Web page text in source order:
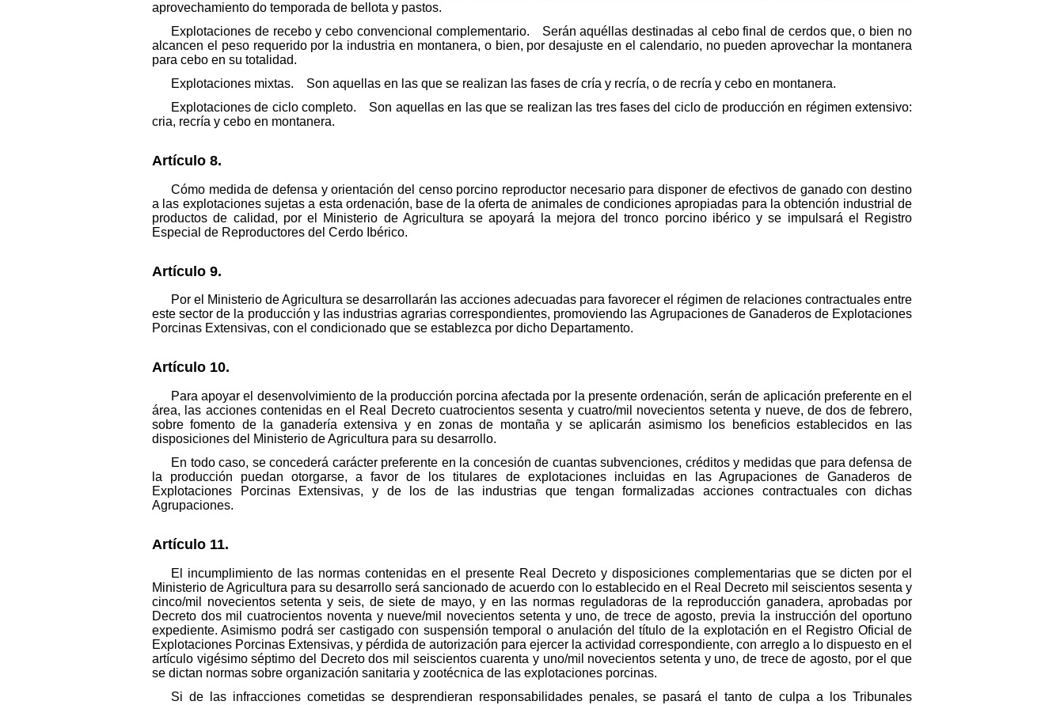
aprovechamiento do temporada de bellota y pastos.
Explotaciones de recebo y cebo convencional complementario. Serán aquéllas destinadas al cebo final de cerdos que, o bien no
alcancen el peso requerido por la industria en montanera, o bien, por desajuste en el calendario, no pueden aprovechar la montanera
para cebo en su totalidad.
Explotaciones mixtas. Son aquellas en las que se realizan las fases de cría y recría, o de recría y cebo en montanera.
Explotaciones de ciclo completo. Son aquellas en las que se realizan las tres fases del ciclo de producción en régimen extensivo:
cria, recría y cebo en montanera.
Artículo 8.
Cómo medida de defensa y orientación del censo porcino reproductor necesario para disponer de efectivos de ganado con destino
a las explotaciones sujetas a esta ordenación, base de la oferta de animales de condiciones apropiadas para la obtención industrial de
productos de calidad, por el Ministerio de Agricultura se apoyará la mejora del tronco porcino ibérico y se impulsará el Registro
Especial de Reproductores del Cerdo Ibérico.
Artículo 9.
Por el Ministerio de Agricultura se desarrollarán las acciones adecuadas para favorecer el régimen de relaciones contractuales entre
este sector de la producción y las industrias agrarias correspondientes, promoviendo las Agrupaciones de Ganaderos de Explotaciones
Porcinas Extensivas, con el condicionado que se establezca por dicho Departamento.
Artículo 10.
Para apoyar el desenvolvimiento de la producción porcina afectada por la presente ordenación, serán de aplicación preferente en el
área, las acciones contenidas en el Real Decreto cuatrocientos sesenta y cuatro/mil novecientos setenta y nueve, de dos de febrero,
sobre fomento de la ganadería extensiva y en zonas de montaña y se aplicarán asimismo los beneficios establecidos en las
disposiciones del Ministerio de Agricultura para su desarrollo.
En todo caso, se concederá carácter preferente en la concesión de cuantas subvenciones, créditos y medidas que para defensa de
la producción puedan otorgarse, a favor de los titulares de explotaciones incluidas en las Agrupaciones de Ganaderos de
Explotaciones Porcinas Extensivas, y de los de las industrias que tengan formalizadas acciones contractuales con dichas
Agrupaciones.
Artículo 11.
El incumplimiento de las normas contenidas en el presente Real Decreto y disposiciones complementarias que se dicten por el
Ministerio de Agricultura para su desarrollo será sancionado de acuerdo con lo establecido en el Real Decreto mil seiscientos sesenta y
cinco/mil novecientos setenta y seis, de siete de mayo, y en las normas reguladoras de la reproducción ganadera, aprobadas por
Decreto dos mil cuatrocientos noventa y nueve/mil novecientos setenta y uno, de trece de agosto, previa la instrucción del oportuno
expediente. Asimismo podrá ser castigado con suspensión temporal o anulación del título de la explotación en el Registro Oficial de
Explotaciones Porcinas Extensivas, y pérdida de autorización para ejercer la actividad correspondiente, con arreglo a lo dispuesto en el
artículo vigésimo séptimo del Decreto dos mil seiscientos cuarenta y uno/mil novecientos setenta y uno, de trece de agosto, por el que
se dictan normas sobre organización sanitaria y zootécnica de las explotaciones porcinas.
Si de las infracciones cometidas se desprendieran responsabilidades penales, se pasará el tanto de culpa a los Tribunales